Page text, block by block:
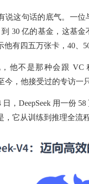
说这句话的底气。一
30 亿的基金，这基
他有四五万张卡，40、
他不是那种会跟 VC
今，他接受过的专访
日，DeepSeek 用一份
，它从训练到推理全流